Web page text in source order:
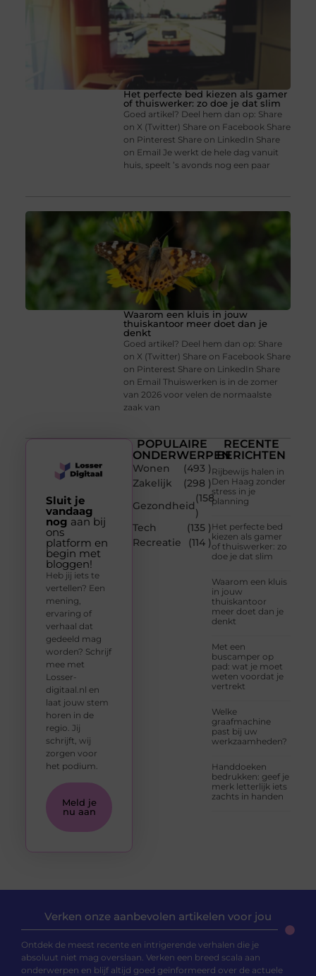
Het perfecte bed kiezen als gamer
of thuiswerker: zo doe je dat slim
Goed artikel? Deel hem dan op: Share
on X (Twitter) Share on Facebook Share
on Pinterest Share on LinkedIn Share
on Email Je werkt de hele dag vanuit
huis, speelt ’s avonds nog een paar
Waarom een kluis in jouw
thuiskantoor meer doet dan je
denkt
Goed artikel? Deel hem dan op: Share
on X (Twitter) Share on Facebook Share
on Pinterest Share on LinkedIn Share
on Email Thuiswerken is in de zomer
van 2026 voor velen de normaalste
zaak van
POPULAIRE
ONDERWERPEN
Wonen
(493 )
Zakelijk
(298 )
Gezondheid
(158
)
Tech
(135 )
Recreatie
(114 )
RECENTE
BERICHTEN
Rijbewijs halen in
Den Haag zonder
stress in je
planning
Het perfecte bed
kiezen als gamer
of thuiswerker: zo
doe je dat slim
Waarom een kluis
in jouw
thuiskantoor
meer doet dan je
denkt
Met een
buscamper op
pad: wat je moet
weten voordat je
vertrekt
Welke
graafmachine
past bij uw
werkzaamheden?
Handdoeken
bedrukken: geef je
merk letterlijk iets
zachts in handen
Sluit je
vandaag
nog aan bij
ons
platform en
begin met
bloggen!
Heb jij iets te
vertellen? Een
mening,
ervaring of
verhaal dat
gedeeld mag
worden? Schrijf
mee met
Losser-
digitaal.nl en
laat jouw stem
horen in de
regio. Jij
schrijft, wij
zorgen voor
het podium.
Meld je
nu aan
Verken onze aanbevolen artikelen voor jou
Ontdek de meest recente en intrigerende verhalen die je
absoluut niet mag overslaan. Verken een breed scala aan
onderwerpen en blijf altijd goed geïnformeerd over de actuele